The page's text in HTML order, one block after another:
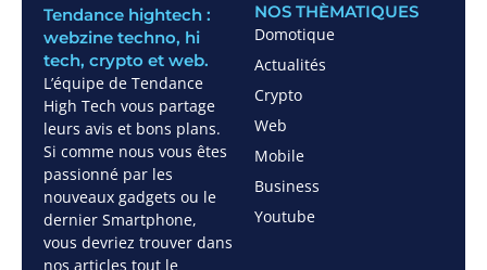
Tendance hightech :
webzine techno, hi
tech, crypto et web.
L’équipe de Tendance
High Tech vous partage
leurs avis et bons plans.
Si comme nous vous êtes
passionné par les
nouveaux gadgets ou le
dernier Smartphone,
vous devriez trouver dans
nos articles tout le
NOS THÈMATIQUES
Domotique
Actualités
Crypto
Web
Mobile
Business
Youtube